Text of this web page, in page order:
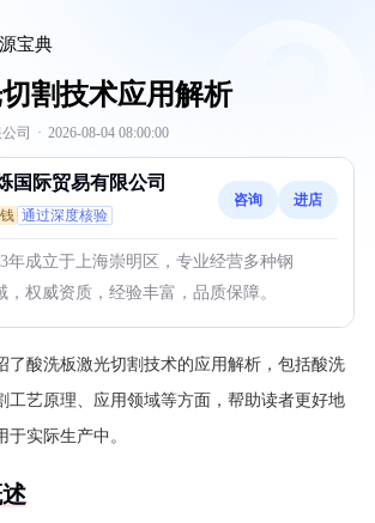
宝典
割技术应用解析
司 · 2026-08-04 08:00:00
国际贸易有限公司
通过深度核验
咨询 进店
年成立于上海崇明区，专业经营多种钢
，权威资质，经验丰富，品质保障。
了酸洗板激光切割技术的应用解析，包括酸洗
工艺原理、应用领域等方面，帮助读者更好地
实际生产中。